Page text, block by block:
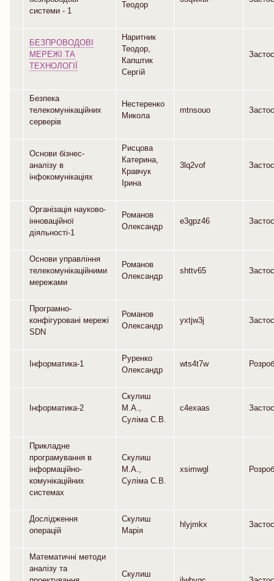
системи - 1
Теодор
БЕЗПРОВОДОВІ
МЕРЕЖІ ТА
ТЕХНОЛОГІЇ
Наритник
Теодор,
Капштик
Сергій
Безпека
телекомунікаційних
серверів
Нестеренко
Микола
mtnsouo
Основи бізнес-
аналізу в
інфокомунікаціях
Рисцова
Катерина,
Кравчук
Ірина
3lq2vof
Організація науково-
інноваційної
діяльності-1
Романов
Олександр
e3gpz46
Основи управління
телекомунікаційними
мережами
Романов
Олександр
shttv65
Програмно-
конфігуровані мережі
SDN
Романов
Олександр
yxtjw3j
Інформатика-1
Руренко
Олександр
wts4t7w
Інформатика-2
Скулиш
М.А.,
Суліма С.В.
c4exaas
Прикладне
програмування в
інформаційно-
комунікаційних
системах
Скулиш
М.А.,
Суліма С.В.
xsimwgl
Дослідження
операцій
Скулиш
Марія
hlyjmkx
Математичні методи
аналізу та
Скулиш